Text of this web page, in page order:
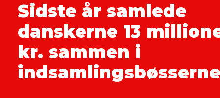
Sidste år samlede
danskerne 13
kr. sammen i